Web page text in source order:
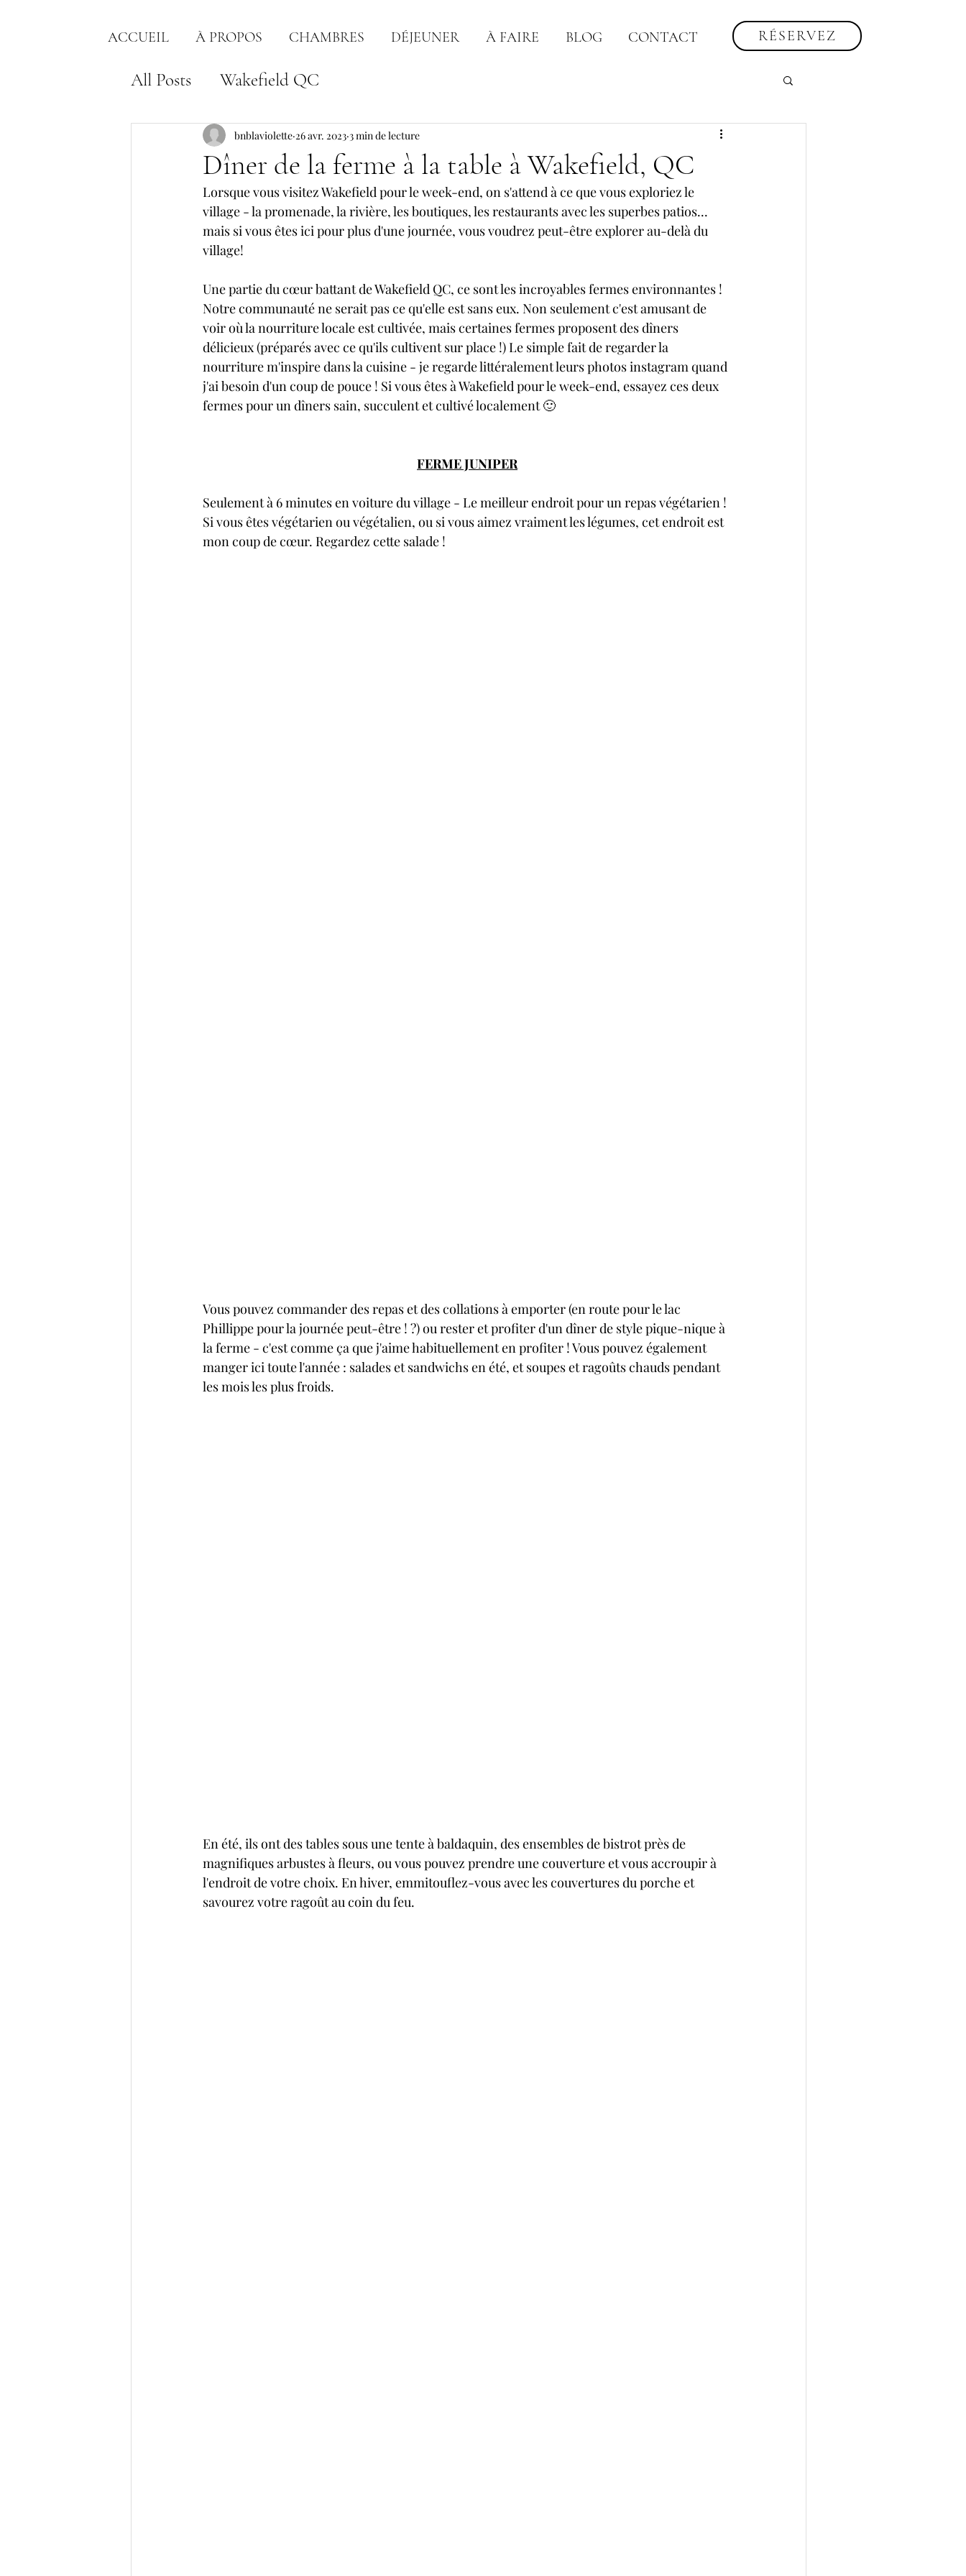
ACCUEIL À PROPOS CHAMBRES DÉJEUNER À FAIRE BLOG CONTACT RÉSERVEZ
All Posts Wakefield QC
Dîner de la ferme à la table à Wakefield, QC
bnblaviolette 26 avr. 2023 3 min de lecture
Lorsque vous visitez Wakefield pour le week-end, on s'attend à ce que vous exploriez le
village - la promenade, la rivière, les boutiques, les restaurants avec les superbes patios...
mais si vous êtes ici pour plus d'une journée, vous voudrez peut-être explorer au-delà du
village!
Une partie du cœur battant de Wakefield QC, ce sont les incroyables fermes environnantes !
Notre communauté ne serait pas ce qu'elle est sans eux. Non seulement c'est amusant de
voir où la nourriture locale est cultivée, mais certaines fermes proposent des dîners
délicieux (préparés avec ce qu'ils cultivent sur place !) Le simple fait de regarder la
nourriture m'inspire dans la cuisine - je regarde littéralement leurs photos instagram quand
j'ai besoin d'un coup de pouce ! Si vous êtes à Wakefield pour le week-end, essayez ces deux
fermes pour un dîners sain, succulent et cultivé localement 🙂
FERME JUNIPER
Seulement à 6 minutes en voiture du village - Le meilleur endroit pour un repas végétarien !
Si vous êtes végétarien ou végétalien, ou si vous aimez vraiment les légumes, cet endroit est
mon coup de cœur. Regardez cette salade !
Vous pouvez commander des repas et des collations à emporter (en route pour le lac
Phillippe pour la journée peut-être ! ?) ou rester et profiter d'un dîner de style pique-nique à
la ferme - c'est comme ça que j'aime habituellement en profiter ! Vous pouvez également
manger ici toute l'année : salades et sandwichs en été, et soupes et ragoûts chauds pendant
les mois les plus froids.
En été, ils ont des tables sous une tente à baldaquin, des ensembles de bistrot près de
magnifiques arbustes à fleurs, ou vous pouvez prendre une couverture et vous accroupir à
l'endroit de votre choix. En hiver, emmitouflez-vous avec les couvertures du porche et
savourez votre ragoût au coin du feu.